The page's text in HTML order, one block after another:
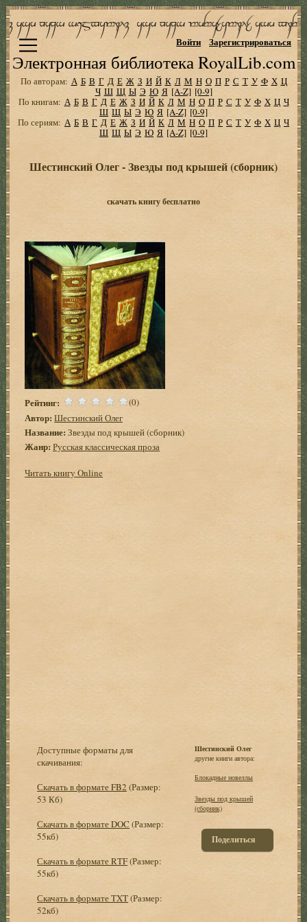
Электронная библиотека RoyalLib.com
Войти Зарегистрироваться
По авторам: А Б В Г Д Е Ж З И Й К Л М Н О П Р С Т У Ф Х Ц
Ч Ш Щ Ы Э Ю Я [A-Z] [0-9]
По книгам: А Б В Г Д Е Ж З И Й К Л М Н О П Р С Т У Ф Х Ц Ч
Ш Щ Ы Э Ю Я [A-Z] [0-9]
По сериям: А Б В Г Д Е Ж З И Й К Л М Н О П Р С Т У Ф Х Ц Ч
Ш Щ Ы Э Ю Я [A-Z] [0-9]
Шестинский Олег - Звезды под крышей (сборник)
скачать книгу бесплатно
Рейтинг: (0)
Автор: Шестинский Олег
Название: Звезды под крышей (сборник)
Жанр: Русская классическая проза
Читать книгу Online
Доступные форматы для
скачивания:
Скачать в формате FB2 (Размер:
53 Кб)
Скачать в формате DOC (Размер:
55кб)
Скачать в формате RTF(Размер:
55кб)
Скачать в формате TXT(Размер:
52кб)
Шестинский Олег
другие книги автора:
Блокадные новеллы
Звезды под крышей
(сборник)
Поделиться